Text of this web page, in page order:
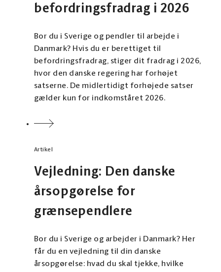
befordringsfradrag i 2026
Bor du i Sverige og pendler til arbejde i
Danmark? Hvis du er berettiget til
befordringsfradrag, stiger dit fradrag i 2026,
hvor den danske regering har forhøjet
satserne. De midlertidigt forhøjede satser
gælder kun for indkomståret 2026.
Artikel
Vejledning: Den danske
årsopgørelse for
grænsependlere
Bor du i Sverige og arbejder i Danmark? Her
får du en vejledning til din danske
årsopgørelse: hvad du skal tjekke, hvilke